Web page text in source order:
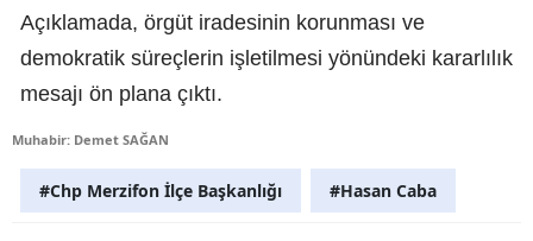
Açıklamada, örgüt iradesinin korunması ve
demokratik süreçlerin işletilmesi yönündeki kararlılık
mesajı ön plana çıktı.
Muhabir: Demet SAĞAN
#Chp Merzifon İlçe Başkanlığı #Hasan Caba